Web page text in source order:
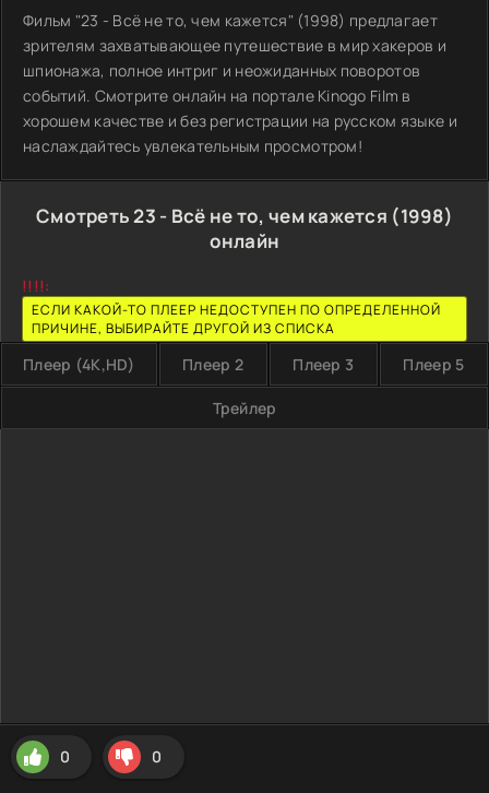
Фильм "23 - Всё не то, чем кажется" (1998) предлагает
зрителям захватывающее путешествие в мир хакеров и
шпионажа, полное интриг и неожиданных поворотов
событий. Смотрите онлайн на портале Kinogo Film в
хорошем качестве и без регистрации на русском языке и
наслаждайтесь увлекательным просмотром!
Смотреть 23 - Всё не то, чем кажется (1998)
онлайн
!!!!:
ЕСЛИ КАКОЙ-ТО ПЛЕЕР НЕДОСТУПЕН ПО ОПРЕДЕЛЕННОЙ
ПРИЧИНЕ, ВЫБИРАЙТЕ ДРУГОЙ ИЗ СПИСКА
Плеер (4K,HD) Плеер 2 Плеер 3 Плеер 5
Трейлер
0 0